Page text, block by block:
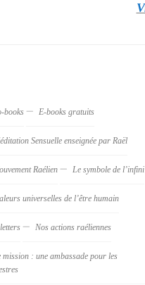
books E-books gratuits
Sensuelle enseignée par Raël
Raélien Le symbole de l’infini
universelles de l’être humain
Nos actions raéliennes
mission : une ambassade pour les